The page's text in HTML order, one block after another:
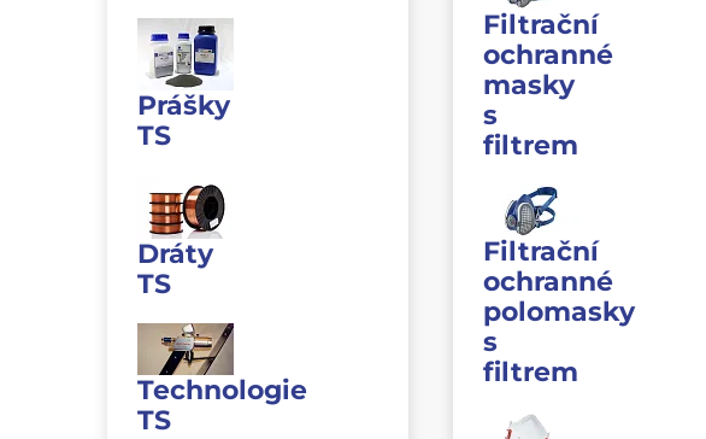
Prášky
TS
Dráty
TS
Technologie
TS
Filtrační
ochranné
masky
s
filtrem
Filtrační
ochranné
polomasky
s
filtrem